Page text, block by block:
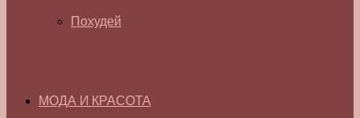
Похудей
МОДА И КРАСОТА